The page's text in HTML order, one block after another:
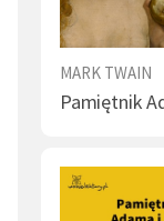
MARK TWAIN
Pamiętnik